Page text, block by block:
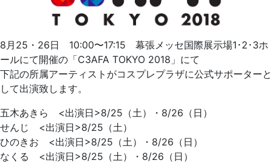
8月25・26日 10:00〜17:15 幕張メッセ国際展示場1･2･3ホ
ールにて開催の「C3AFA TOKYO 2018」にて
下記の所属アーティストがコスプレプラザに公式サポーターと
して出演致します。
五木あきら <出演日>8/25（土）・8/26（日）
せんじ <出演日>8/25（土）
ひのきお <出演日>8/25（土）・8/26（日）
なくる <出演日>8/25（土）・8/26（日）